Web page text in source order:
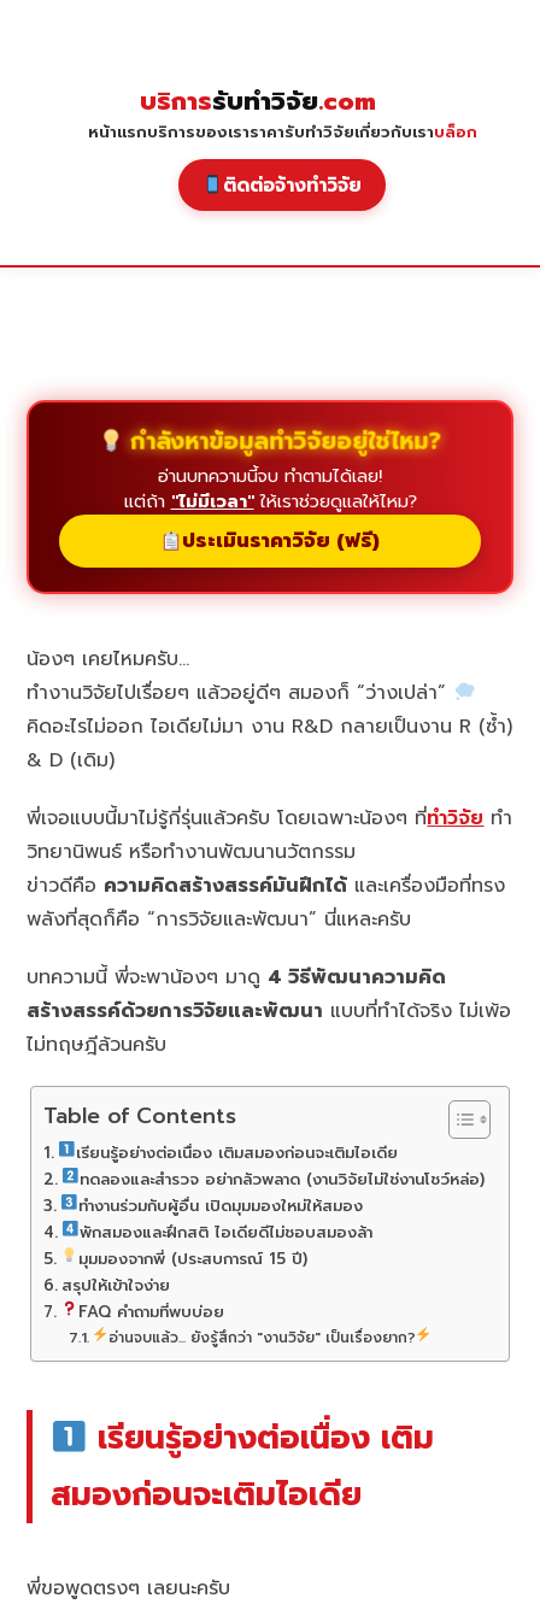
บริการรับทำวิจัย.com
หน้าแรกบริการของเราราคารับทำวิจัยเกี่ยวกับเราบล็อก
ติดต่อจ้างทำวิจัย
กำลังหาข้อมูลทำวิจัยอยู่ใช่ไหม?
อ่านบทความนี้จบ ทำตามได้เลย!
แต่ถ้า "ไม่มีเวลา"ให้เราช่วยดูแลให้ไหม?
ประเมินราคาวิจัย (ฟรี)
น้องๆ เคยไหมครับ…
ทำงานวิจัยไปเรื่อยๆ แล้วอยู่ดีๆ สมองก็ “ว่างเปล่า”
คิดอะไรไม่ออก ไอเดียไม่มา งาน R&D กลายเป็นงาน R (ซ้ำ)
& D (เดิม)
พี่เจอแบบนี้มาไม่รู้กี่รุ่นแล้วครับ โดยเฉพาะน้องๆ ที่ทำวิจัยทำ
วิทยานิพนธ์ หรือทำงานพัฒนานวัตกรรม
ข่าวดีคือ ความคิดสร้างสรรค์มันฝึกได้ และเครื่องมือที่ทรง
พลังที่สุดก็คือ “การวิจัยและพัฒนา” นี่แหละครับ
บทความนี้ พี่จะพาน้องๆ มาดู 4 วิธีพัฒนาความคิด
สร้างสรรค์ด้วยการวิจัยและพัฒนา แบบที่ทำได้จริง ไม่เพ้อ
ไม่ทฤษฎีล้วนครับ
Table of Contents
เรียนรู้อย่างต่อเนื่อง เติมสมองก่อนจะเติมไอเดีย
ทดลองและสำรวจ อย่ากลัวพลาด (งานวิจัยไม่ใช่งานโชว์หล่อ)
ทำงานร่วมกับผู้อื่น เปิดมุมมองใหม่ให้สมอง
พักสมองและฝึกสติ ไอเดียดีไม่ชอบสมองล้า
มุมมองจากพี่ (ประสบการณ์ 15 ปี)
สรุปให้เข้าใจง่าย
FAQ คำถามที่พบบ่อย
อ่านจบแล้ว... ยังรู้สึกว่า "งานวิจัย" เป็นเรื่องยาก?
เรียนรู้อย่างต่อเนื่อง เติม
สมองก่อนจะเติมไอเดีย
พี่ขอพูดตรงๆ เลยนะครับ